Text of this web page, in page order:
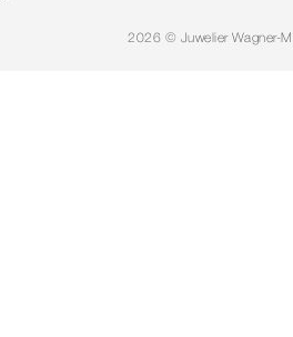
2026 © Juwelier Wagner-